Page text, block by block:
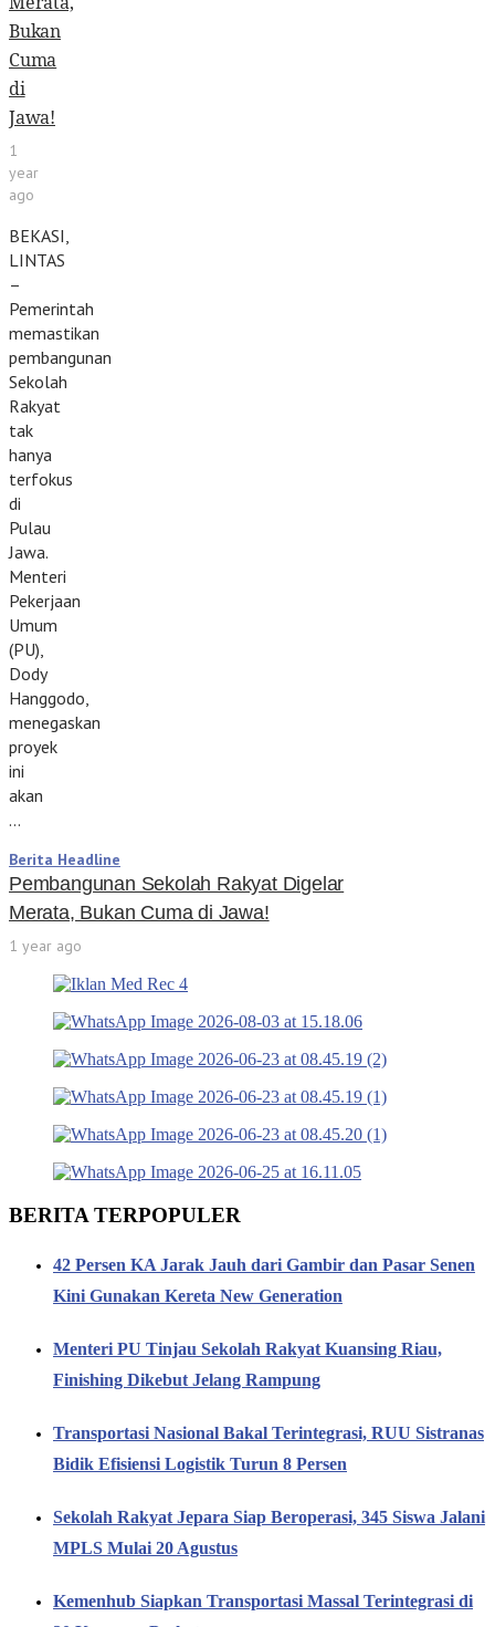
Bukan
Cuma
di
Jawa!
1
year
ago
BEKASI,
LINTAS
–
Pemerintah
memastikan
pembangunan
Sekolah
Rakyat
tak
hanya
terfokus
di
Pulau
Jawa.
Menteri
Pekerjaan
Umum
(PU),
Dody
Hanggodo,
menegaskan
proyek
ini
akan
…
Berita Headline
Pembangunan Sekolah Rakyat Digelar
Merata, Bukan Cuma di Jawa!
1 year ago
BERITA TERPOPULER
42 Persen KA Jarak Jauh dari Gambir dan Pasar Senen
Kini Gunakan Kereta New Generation
Menteri PU Tinjau Sekolah Rakyat Kuansing Riau,
Finishing Dikebut Jelang Rampung
Transportasi Nasional Bakal Terintegrasi, RUU Sistranas
Bidik Efisiensi Logistik Turun 8 Persen
Sekolah Rakyat Jepara Siap Beroperasi, 345 Siswa Jalani
MPLS Mulai 20 Agustus
Kemenhub Siapkan Transportasi Massal Terintegrasi di